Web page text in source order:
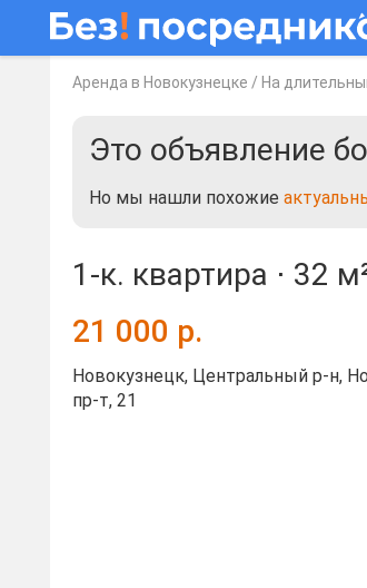
Аренда в Новокузнецке / На
Это объявление
Но мы нашли похожие
1-к. квартира ⋅ 32
21 000 р.
Новокузнецк, Центральный р-н,
пр-т, 21